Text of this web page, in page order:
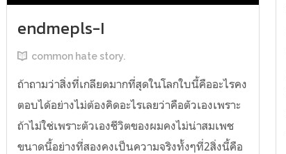
endmepls-I
common hate story.
ถ้าถามว่าสิ่งที่เกลียดมากที่สุดในโลกใบนี้คืออะไรคง
ตอบได้อย่างไม่ต้องคิดอะไรเลยว่าคือตัวเองเพราะ
ถ้าไม่ใช่เพราะตัวเองชีวิตของผมคงไม่น่าสมเพช
ขนาดนี้อย่างที่สองคงเป็นความจริงทั้งๆที่2สิ่งนี้คือ